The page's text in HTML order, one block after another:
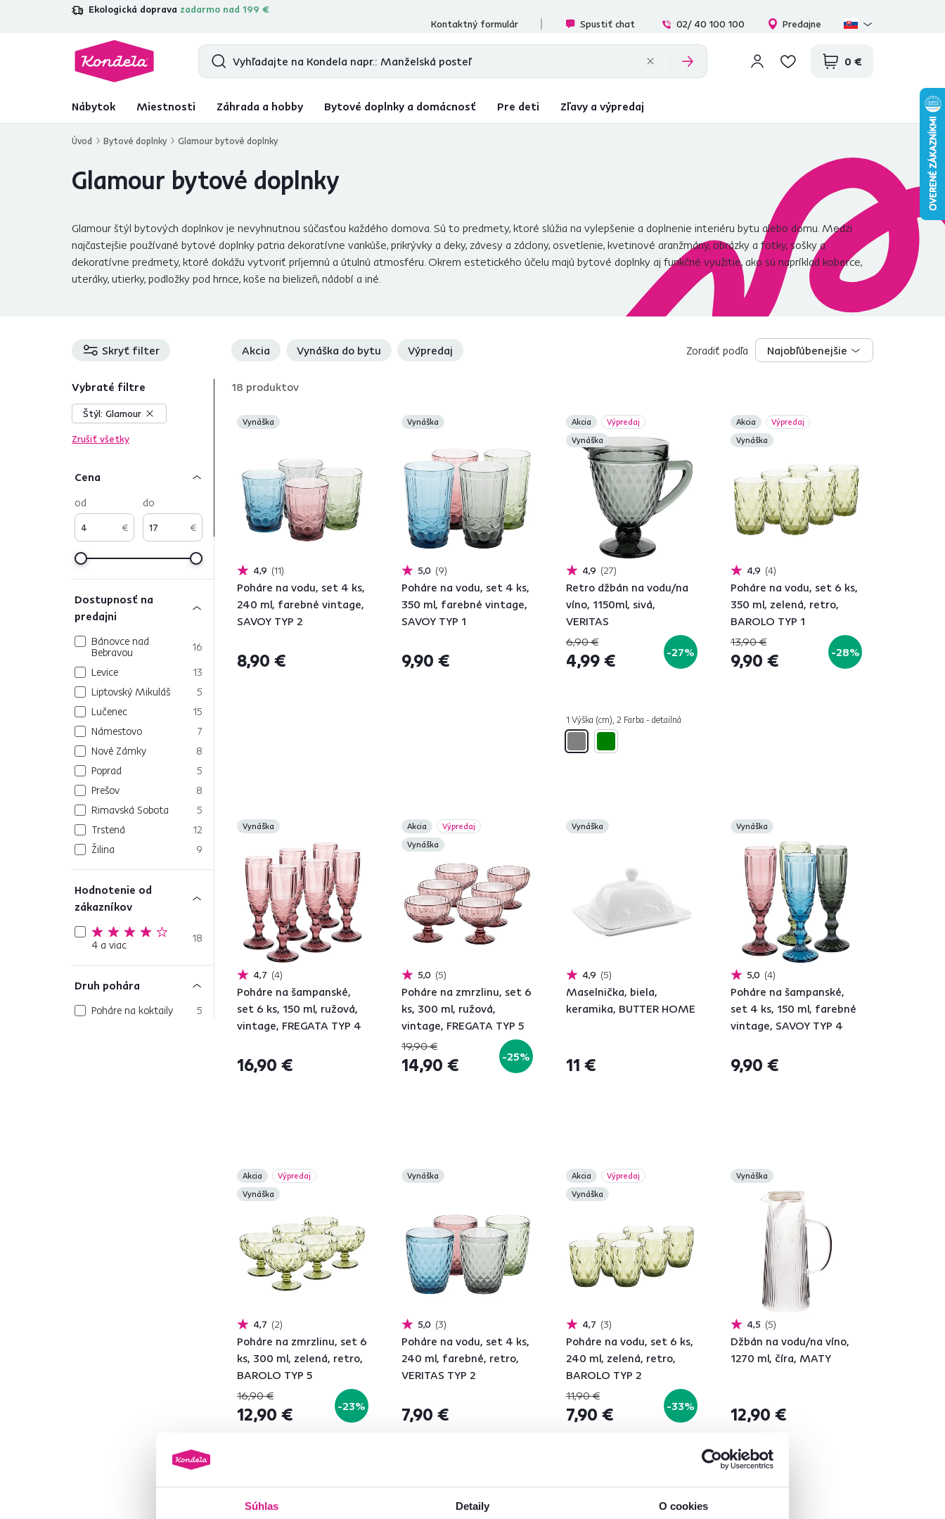
Súhlas Detaily O cookies
Ekologická doprava zadarmo nad 199 €
4,7 31 211overených produktových recenzií
Kontaktný formulár
Spustiť chat 02/ 40 100 100 Predajne
0 €
Nábytok Miestnosti Záhrada a hobby Bytové doplnky a domácnosť Pre deti Zľavy a výpredaj
Úvod Bytové doplnky Glamour bytové doplnky
Glamour bytové doplnky
Glamour štýl bytových doplnkov je nevyhnutnou súčasťou každého domova. Sú to predmety, ktoré slúžia na vylepšenie a doplnenie interiéru bytu alebo domu. Medzi
najčastejšie používané bytové doplnky patria dekoratívne vankúše, prikrývky a deky, závesy a záclony, osvetlenie, kvetinové aranžmány, obrázky a fotky, sošky a
dekoratívne predmety, ktoré dokážu vytvoriť príjemnú a útulnú atmosféru. Okrem estetického účelu majú bytové doplnky aj funkčné využitie, ako sú napríklad koberce,
uteráky, utierky, podložky pod hrnce, koše na bielizeň, nádobí a iné.
Skryť filter Akcia Vynáška do bytu Výpredaj Najobľúbenejšie
Zoradiť podľa Najobľúbenejšie
Vybraté filtre
Štýl: Glamour
Zrušiť všetky
Cena
€
od
€
do
Dostupnosť na
predajni
Bánovce nad
Bebravou
16
Levice
13
Liptovský Mikuláš
5
Lučenec
15
Námestovo
7
Nové Zámky
8
Poprad
5
Prešov
8
Rimavská Sobota
5
Trstená
12
Žilina
9
Hodnotenie od
zákazníkov
4 a viac 18
Druh pohára
Poháre na koktaily
5
18 produktov
Vynáška
4,9 11
Poháre na vodu, set 4 ks,
240 ml, farebné vintage,
SAVOY TYP 2
8,90 €
Vynáška
5,0 9
Poháre na vodu, set 4 ks,
350 ml, farebné vintage,
SAVOY TYP 1
9,90 €
Akcia
Výpredaj
Vynáška
4,9 27
Retro džbán na vodu/na
víno, 1150ml, sivá,
VERITAS
6,90 €
4,99 € -27%
1 Výška (cm), 2 Farba - detailná
Akcia
Výpredaj
Vynáška
4,9 4
Poháre na vodu, set 6 ks,
350 ml, zelená, retro,
BAROLO TYP 1
13,90 €
9,90 € -28%
Vynáška
4,7 4
Poháre na šampanské,
set 6 ks, 150 ml, ružová,
vintage, FREGATA TYP 4
16,90 €
Akcia
Výpredaj
Vynáška
5,0 5
Poháre na zmrzlinu, set 6
ks, 300 ml, ružová,
vintage, FREGATA TYP 5
19,90 €
14,90 € -25%
Vynáška
4,9 5
Maselnička, biela,
keramika, BUTTER HOME
11 €
Vynáška
5,0 4
Poháre na šampanské,
set 4 ks, 150 ml, farebné
vintage, SAVOY TYP 4
9,90 €
Akcia
Výpredaj
Vynáška
4,7 2
Poháre na zmrzlinu, set 6
ks, 300 ml, zelená, retro,
BAROLO TYP 5
16,90 €
12,90 € -23%
Vynáška
5,0 3
Poháre na vodu, set 4 ks,
240 ml, farebné, retro,
VERITAS TYP 2
7,90 €
Akcia
Výpredaj
Vynáška
4,7 3
Poháre na vodu, set 6 ks,
240 ml, zelená, retro,
BAROLO TYP 2
11,90 €
7,90 € -33%
Vynáška
4,5 5
Džbán na vodu/na víno,
1270 ml, číra, MATY
12,90 €